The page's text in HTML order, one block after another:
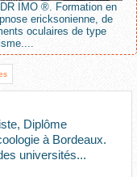
IMO ®. Formation en
ericksonienne, de
oculaires de type
Diplôme
à Bordeaux.
universités...